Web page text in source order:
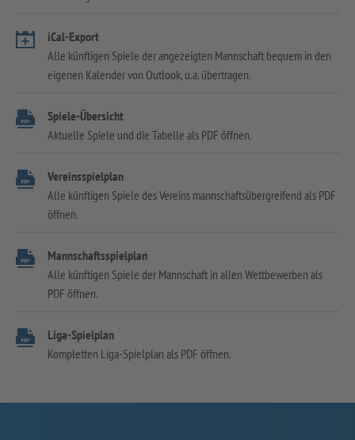
iCal-Export
Alle künftigen Spiele der angezeigten Mannschaft bequem in den
eigenen Kalender von Outlook, u.a. übertragen.
Spiele-Übersicht
Aktuelle Spiele und die Tabelle als PDF öffnen.
Vereinsspielplan
Alle künftigen Spiele des Vereins mannschaftsübergreifend als PDF
öffnen.
Mannschaftsspielplan
Alle künftigen Spiele der Mannschaft in allen Wettbewerben als
PDF öffnen.
Liga-Spielplan
Kompletten Liga-Spielplan als PDF öffnen.